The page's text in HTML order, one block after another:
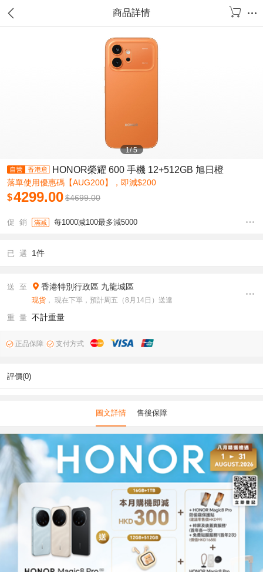
商品詳情
1/5
HONOR榮耀 600 手機 12+512GB 旭日橙
落單使用優惠碼【AUG200】，即減$200
$4299.00$4699.00
促 銷 滿减 每1000减100最多減5000
已 選 1件
送 至 香港特別行政區 九龍城區
现货 ， 現在下單，預計周五（8月14日）送達
重 量 不計重量
正品保障 支付方式
評價(0)
圖文詳情 售後保障